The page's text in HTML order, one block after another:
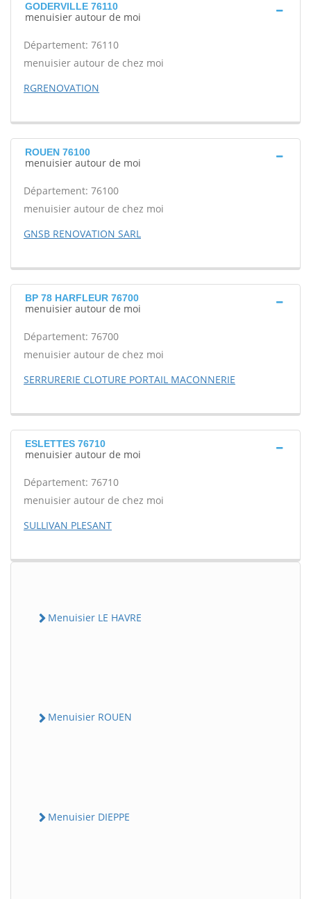
GODERVILLE 76110
menuisier autour de moi
Département: 76110
menuisier autour de chez moi
RGRENOVATION
ROUEN 76100
menuisier autour de moi
Département: 76100
menuisier autour de chez moi
GNSB RENOVATION SARL
BP 78 HARFLEUR 76700
menuisier autour de moi
Département: 76700
menuisier autour de chez moi
SERRURERIE CLOTURE PORTAIL MACONNERIE
ESLETTES 76710
menuisier autour de moi
Département: 76710
menuisier autour de chez moi
SULLIVAN PLESANT
Menuisier LE HAVRE
Menuisier ROUEN
Menuisier DIEPPE